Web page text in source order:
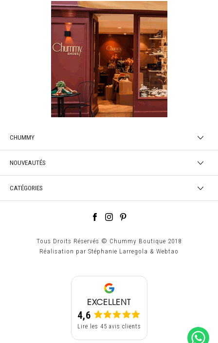
CHUMMY
NOUVEAUTÉS
CATÉGORIES
Tous Droits Réservés © Chummy Boutique 2018
Réalisation par Stéphanie Larregola & Webtao
EXCELLENT
4,6
Lire les 45 avis clients